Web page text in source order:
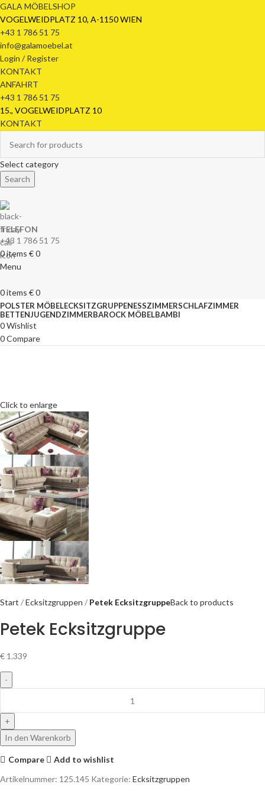
GALA MÖBELSHOP
VOGELWEIDPLATZ 10, A-1150 WIEN
+43 1 786 51 75
info@galamoebel.at
Login / Register
KONTAKT
ANFAHRT
+43 1 786 51 75
15., VOGELWEIDPLATZ 10
KONTAKT
Select category
Search
TELEFON
+43 1 786 51 75
0items €0
Menu
0items €0
POLSTER MÖBELECKSITZGRUPPENESSZIMMERSCHLAFZIMMER
BETTENJUGENDZIMMERBAROCK MÖBELBAMBI
0Wishlist
0Compare
Click to enlarge
Start Ecksitzgruppen Petek EcksitzgruppeBack to products
Petek Ecksitzgruppe
€ 1.339
In den Warenkorb
Compare
Add to wishlist
Artikelnummer: 125.145 Kategorie: Ecksitzgruppen